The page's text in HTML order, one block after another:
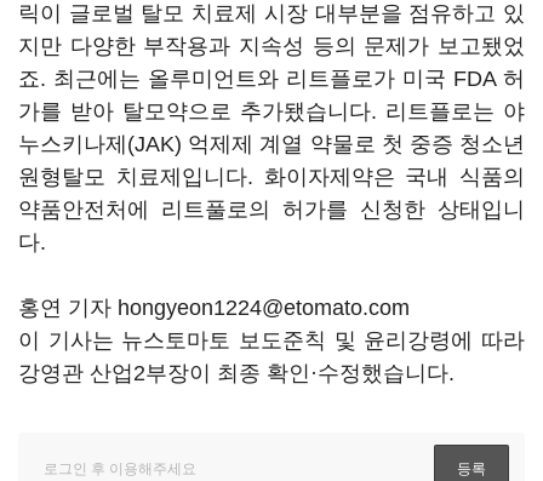
릭이 글로벌 탈모 치료제 시장 대부분을 점유하고 있
지만 다양한 부작용과 지속성 등의 문제가 보고됐었
죠. 최근에는 올루미언트와 리트플로가 미국 FDA 허
가를 받아 탈모약으로 추가됐습니다. 리트플로는 야
누스키나제(JAK) 억제제 계열 약물로 첫 중증 청소년
원형탈모 치료제입니다. 화이자제약은 국내 식품의
약품안전처에 리트풀로의 허가를 신청한 상태입니
다.
홍연 기자 hongyeon1224@etomato.com
이 기사는 뉴스토마토 보도준칙 및 윤리강령에 따라
강영관 산업2부장이 최종 확인·수정했습니다.